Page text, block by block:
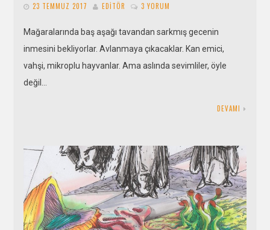
23 TEMMUZ 2017 EDITÖR 3 YORUM
Mağaralarında baş aşağı tavandan sarkmış gecenin
inmesini bekliyorlar. Avlanmaya çıkacaklar. Kan emici,
vahşi, mikroplu hayvanlar. Ama aslında sevimliler, öyle
değil…
DEVAMI